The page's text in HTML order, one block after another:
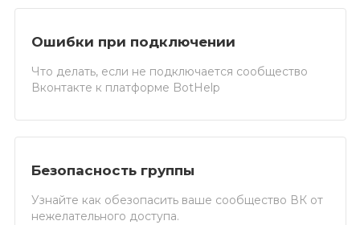
Ошибки при подключении
Что делать, если не подключается сообщество
Вконтакте к платформе BotHelp
Безопасность группы
Узнайте как обезопасить ваше сообщество ВК от
нежелательного доступа.